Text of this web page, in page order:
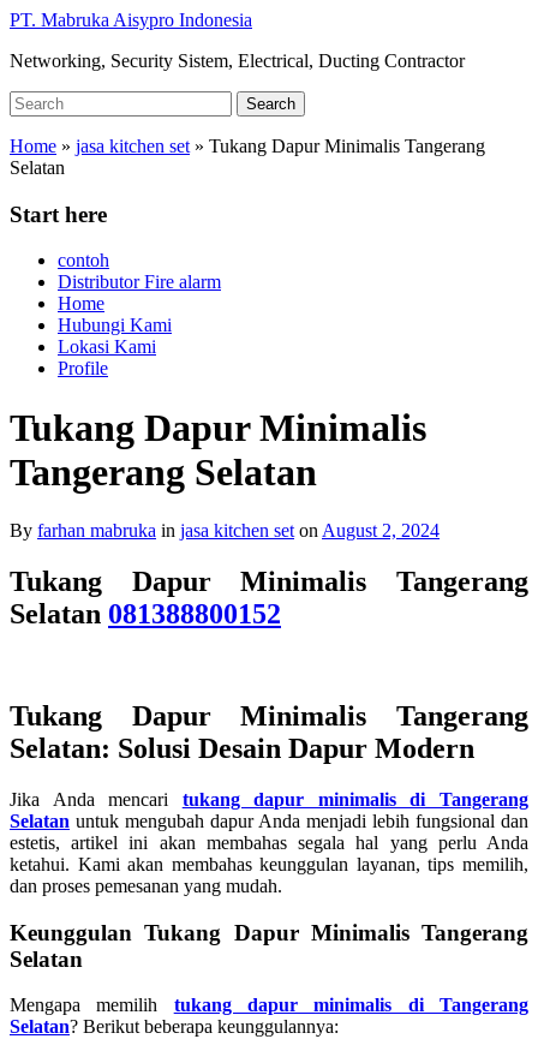
Skip
main
PT. Mabruka Aisypro Indonesia
Networking, Security Sistem, Electrical, Ducting Contractor
Search
for:
Search
Home » jasa kitchen set » Tukang Dapur Minimalis Tangerang
Selatan
Start here
contoh
Distributor Fire alarm
Home
Hubungi Kami
Lokasi Kami
Profile
Tukang Dapur Minimalis
Tangerang Selatan
By farhan mabruka in jasa kitchen set on August 2, 2024
Tukang Dapur Minimalis Tangerang
Selatan 081388800152
Tukang Dapur Minimalis Tangerang
Selatan: Solusi Desain Dapur Modern
Jika Anda mencari tukang dapur minimalis di Tangerang
Selatan untuk mengubah dapur Anda menjadi lebih fungsional dan
estetis, artikel ini akan membahas segala hal yang perlu Anda
ketahui. Kami akan membahas keunggulan layanan, tips memilih,
dan proses pemesanan yang mudah.
Keunggulan Tukang Dapur Minimalis Tangerang
Selatan
Mengapa memilih tukang dapur minimalis di Tangerang
Selatan? Berikut beberapa keunggulannya: